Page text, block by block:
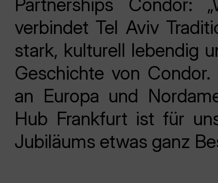
verbindet Tel Aviv
stark, kulturell lebendig
Geschichte von
an Europa und
Hub Frankfurt ist für
Jubiläums etwas ganz